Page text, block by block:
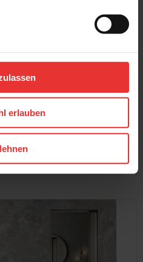
erlauben
Soft Stone
white - matt